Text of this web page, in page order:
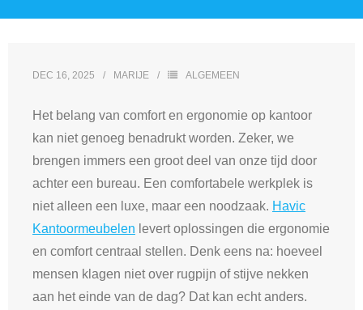
DEC 16, 2025 MARIJE ALGEMEEN
Het belang van comfort en ergonomie op kantoor
kan niet genoeg benadrukt worden. Zeker, we
brengen immers een groot deel van onze tijd door
achter een bureau. Een comfortabele werkplek is
niet alleen een luxe, maar een noodzaak. Havic
Kantoormeubelen levert oplossingen die ergonomie
en comfort centraal stellen. Denk eens na: hoeveel
mensen klagen niet over rugpijn of stijve nekken
aan het einde van de dag? Dat kan echt anders.